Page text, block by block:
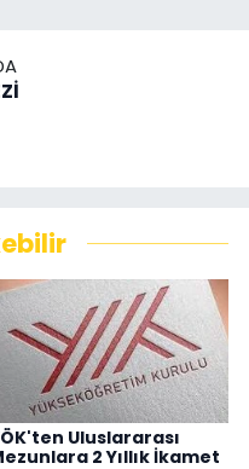
Uluslararası
2 Yıllık İkamet